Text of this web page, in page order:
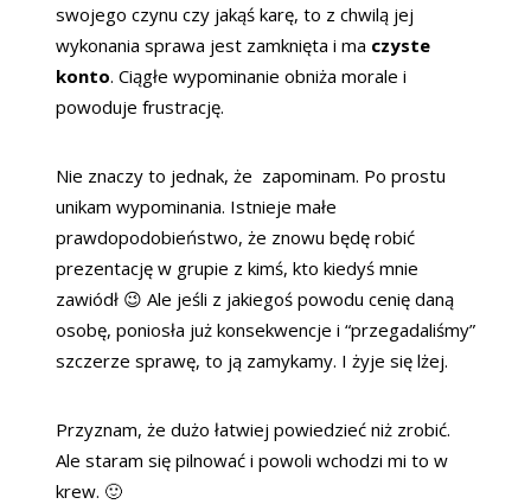
swojego czynu czy jakąś karę, to z chwilą jej
wykonania sprawa jest zamknięta i ma czyste
konto. Ciągłe wypominanie obniża morale i
powoduje frustrację.
Nie znaczy to jednak, że zapominam. Po prostu
unikam wypominania. Istnieje małe
prawdopodobieństwo, że znowu będę robić
prezentację w grupie z kimś, kto kiedyś mnie
zawiódł 😉 Ale jeśli z jakiegoś powodu cenię daną
osobę, poniosła już konsekwencje i “przegadaliśmy”
szczerze sprawę, to ją zamykamy. I żyje się lżej.
Przyznam, że dużo łatwiej powiedzieć niż zrobić.
Ale staram się pilnować i powoli wchodzi mi to w
krew. 🙂